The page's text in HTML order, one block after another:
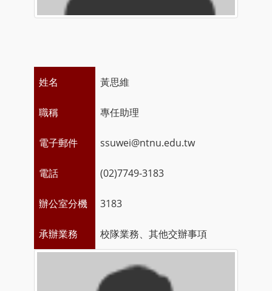
姓名 黃思維
職稱 專任助理
電子郵件 ssuwei@ntnu.edu.tw
電話 (02)7749-3183
辦公室分機 3183
承辦業務 校隊業務、其他交辦事項